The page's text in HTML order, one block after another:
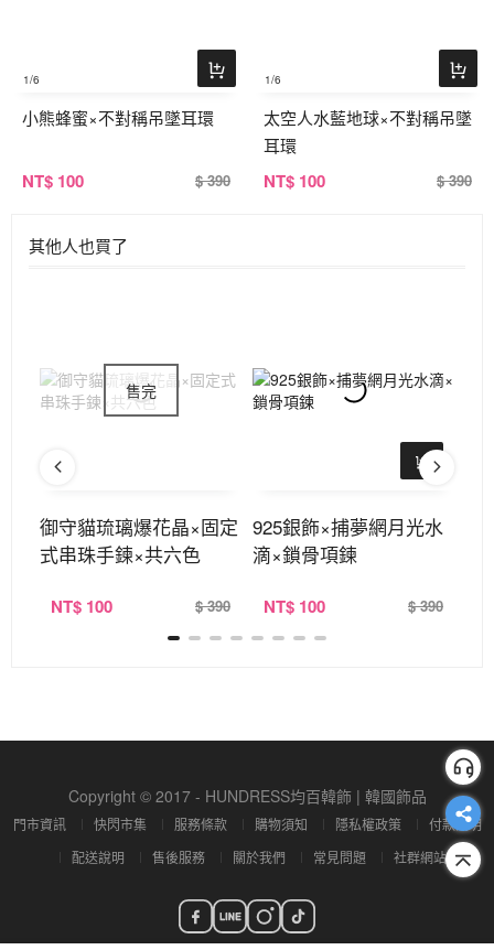
1/6
小熊蜂蜜×不對稱吊墜耳環
NT$ 100 $ 390
1/6
太空人水藍地球×不對稱吊墜
耳環
NT$ 100 $ 390
其他人也買了
御守貓琉璃爆花晶×固定
式串珠手鍊×共六色
NT$ 100 $ 390
925銀飾×捕夢網月光水
滴×鎖骨項鍊
NT$ 100 $ 390
Copyright © 2017 - HUNDRESS均百韓飾 | 韓國飾品
門市資訊 快閃市集 服務條款 購物須知 隱私權政策
付款說明
配送說明
售後服務 關於我們 常見問題 社群網站